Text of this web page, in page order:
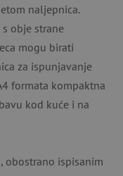
naljepnica.
obje strane
mogu birati
za ispunjavanje
formata kompaktna
kod kuće i na
obostrano ispisanim